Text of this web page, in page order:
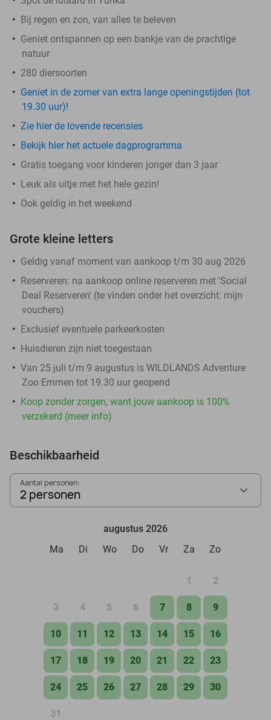
Bij regen en zon, van alles te beleven
Geniet ontspannen op een bankje van de prachtige
natuur
280 diersoorten
Geniet in de zomer van extra lange openingstijden (tot
19.30 uur)!
Zie hier de lovende recensies
Bekijk hier het actuele dagprogramma
Gratis toegang voor kinderen jonger dan 3 jaar
Leuk als uitje met het hele gezin!
Ook geldig in het weekend
Grote kleine letters
Geldig vanaf moment van aankoop t/m 30 aug 2026
Reserveren: na aankoop online reserveren met 'Social
Deal Reserveren' (te vinden onder het overzicht: mijn
vouchers)
Exclusief eventuele parkeerkosten
Huisdieren zijn niet toegestaan
Van 25 juli t/m 9 augustus is WILDLANDS Adventure
Zoo Emmen tot 19.30 uur geopend
Koop zonder zorgen, want jouw aankoop is 100%
verzekerd (meer info)
Beschikbaarheid
Aantal personen:
2 personen
augustus 2026
Ma
Di Wo Do Vr Za Zo
1 2
3 4 5 6 7 8 9
10 11 12 13 14 15 16
17 18 19 20 21 22 23
24 25 26 27 28 29 30
31